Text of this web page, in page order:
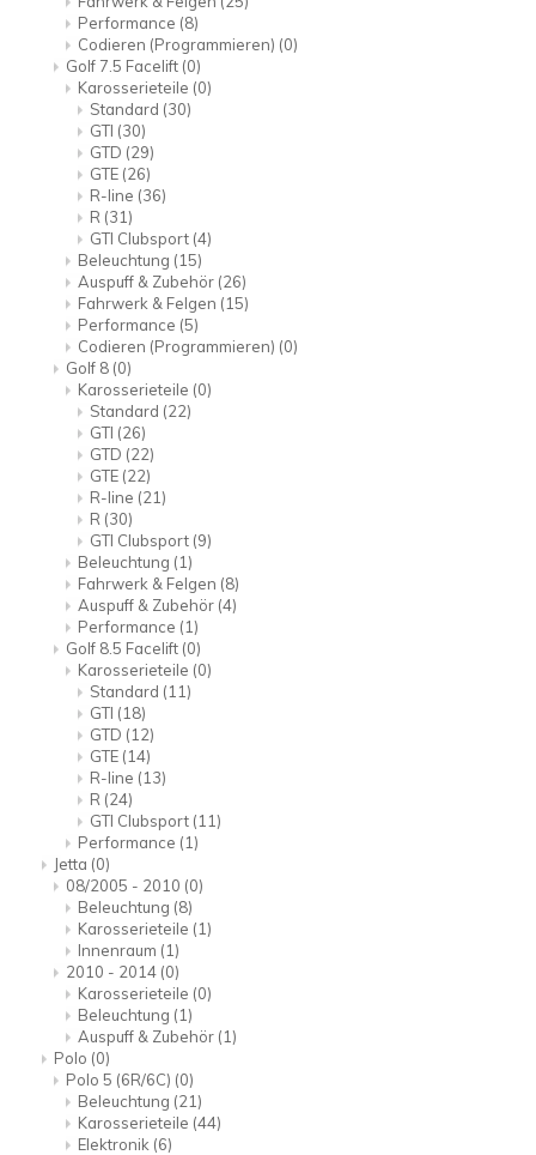
Performance (8)
Codieren (Programmieren) (0)
Golf 7.5 Facelift (0)
Karosserieteile (0)
Standard (30)
GTI (30)
GTD (29)
GTE (26)
R-line (36)
R (31)
GTI Clubsport (4)
Beleuchtung (15)
Auspuff & Zubehör (26)
Fahrwerk & Felgen (15)
Performance (5)
Codieren (Programmieren) (0)
Golf 8 (0)
Karosserieteile (0)
Standard (22)
GTI (26)
GTD (22)
GTE (22)
R-line (21)
R (30)
GTI Clubsport (9)
Beleuchtung (1)
Fahrwerk & Felgen (8)
Auspuff & Zubehör (4)
Performance (1)
Golf 8.5 Facelift (0)
Karosserieteile (0)
Standard (11)
GTI (18)
GTD (12)
GTE (14)
R-line (13)
R (24)
GTI Clubsport (11)
Performance (1)
Jetta (0)
08/2005 - 2010 (0)
Beleuchtung (8)
Karosserieteile (1)
Innenraum (1)
2010 - 2014 (0)
Karosserieteile (0)
Beleuchtung (1)
Auspuff & Zubehör (1)
Polo (0)
Polo 5 (6R/6C) (0)
Beleuchtung (21)
Karosserieteile (44)
Elektronik (6)